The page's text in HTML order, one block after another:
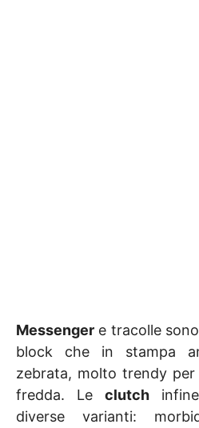
Messenger e tracolle
block che in stampa
zebrata, molto trendy per
fredda. Le clutch
diverse varianti: